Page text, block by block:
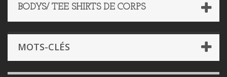
BODYS/ TEE SHIRTS DE CORPS
MOTS-CLÉS